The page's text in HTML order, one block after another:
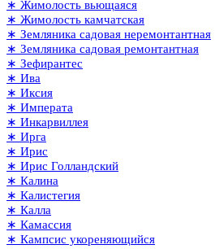
∗ Жимолость вьющаяся
∗ Жимолость камчатская
∗ Земляника садовая неремонтантная
∗ Земляника садовая ремонтантная
∗ Зефирантес
∗ Ива
∗ Иксия
∗ Императа
∗ Инкарвиллея
∗ Ирга
∗ Ирис
∗ Ирис Голландский
∗ Калина
∗ Калистегия
∗ Калла
∗ Камассия
∗ Кампсис укореняющийся